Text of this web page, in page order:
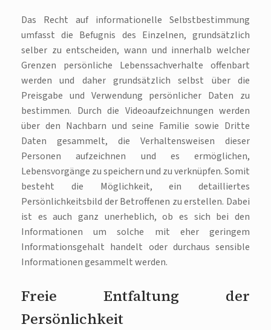
Das Recht auf informationelle Selbstbestimmung
umfasst die Befugnis des Einzelnen, grundsätzlich
selber zu entscheiden, wann und innerhalb welcher
Grenzen persönliche Lebenssachverhalte offenbart
werden und daher grundsätzlich selbst über die
Preisgabe und Verwendung persönlicher Daten zu
bestimmen. Durch die Videoaufzeichnungen werden
über den Nachbarn und seine Familie sowie Dritte
Daten gesammelt, die Verhaltensweisen dieser
Personen aufzeichnen und es ermöglichen,
Lebensvorgänge zu speichern und zu verknüpfen. Somit
besteht die Möglichkeit, ein detailliertes
Persönlichkeitsbild der Betroffenen zu erstellen. Dabei
ist es auch ganz unerheblich, ob es sich bei den
Informationen um solche mit eher geringem
Informationsgehalt handelt oder durchaus sensible
Informationen gesammelt werden.
Freie Entfaltung der
Persönlichkeit